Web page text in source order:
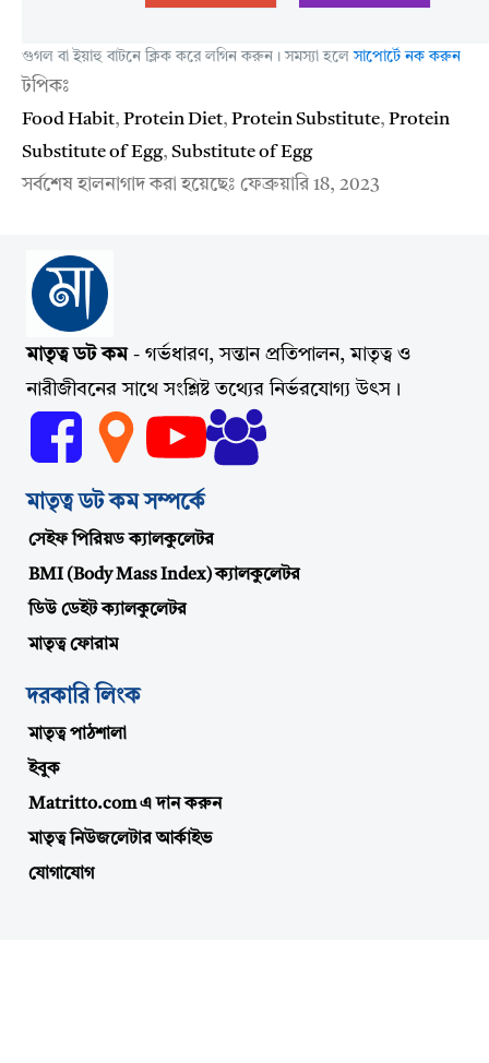
গুগল বা ইয়াহু বাটনে ক্লিক করে লগিন করুন। সমস্যা হলেসাপোর্টে নক করুন
টপিকঃ
Food Habit, Protein Diet, Protein Substitute, Protein
Substitute of Egg, Substitute of Egg
সর্বশেষ হালনাগাদ করা হয়েছেঃ ফেব্রুয়ারি 18, 2023
মাতৃত্ব ডট কম- গর্ভধারণ, সন্তান প্রতিপালন, মাতৃত্ব ও
নারীজীবনের সাথে সংশ্লিষ্ট তথ্যের নির্ভরযোগ্য উৎস।
মাতৃত্ব ডট কম সম্পর্কে
সেইফ পিরিয়ড ক্যালকুলেটর
BMI (Body Mass Index) ক্যালকুলেটর
ডিউ ডেইট ক্যালকুলেটর
মাতৃত্ব ফোরাম
দরকারি লিংক
মাতৃত্ব পাঠশালা
ইবুক
Matritto.com এ দান করুন
মাতৃত্ব নিউজলেটার আর্কাইভ
যোগাযোগ